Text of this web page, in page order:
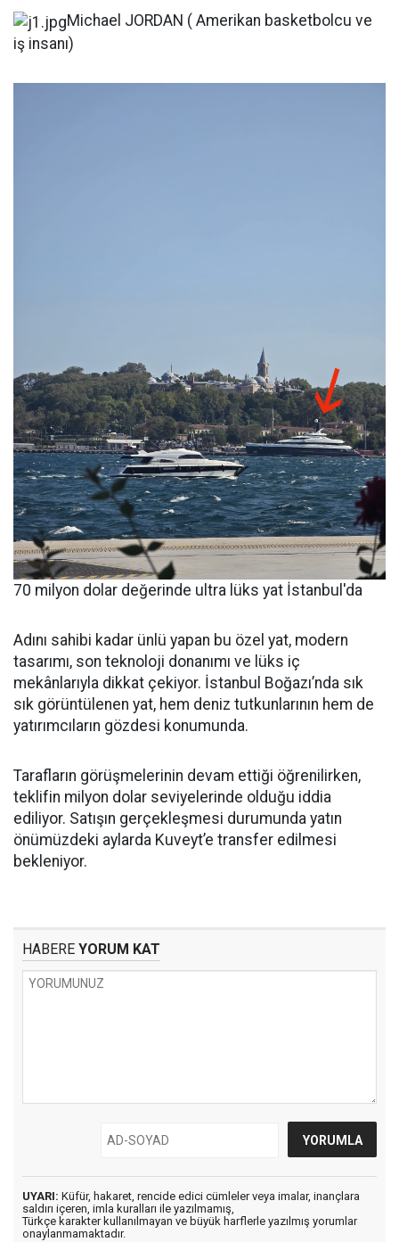
Michael JORDAN ( Amerikan basketbolcu ve
iş insanı)
70 milyon dolar değerinde ultra lüks yat İstanbul'da
Adını sahibi kadar ünlü yapan bu özel yat, modern
tasarımı, son teknoloji donanımı ve lüks iç
mekânlarıyla dikkat çekiyor. İstanbul Boğazı’nda sık
sık görüntülenen yat, hem deniz tutkunlarının hem de
yatırımcıların gözdesi konumunda.
Tarafların görüşmelerinin devam ettiği öğrenilirken,
teklifin milyon dolar seviyelerinde olduğu iddia
ediliyor. Satışın gerçekleşmesi durumunda yatın
önümüzdeki aylarda Kuveyt’e transfer edilmesi
bekleniyor.
HABERE YORUM KAT
UYARI: Küfür, hakaret, rencide edici cümleler veya imalar, inançlara
saldırı içeren, imla kuralları ile yazılmamış,
Türkçe karakter kullanılmayan ve büyük harflerle yazılmış yorumlar
onaylanmamaktadır.